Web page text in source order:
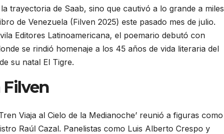
trayectoria de Saab, sino que cautivó a lo grande a miles
de Venezuela (Filven 2025) este pasado mes de julio.
Editores Latinoamericana, el poemario debutó con
se rindió homenaje a los 45 años de vida literaria del
su natal El Tigre.
Viaja al Cielo de la Medianoche’ reunió a figuras como
Raúl Cazal. Panelistas como Luis Alberto Crespo y